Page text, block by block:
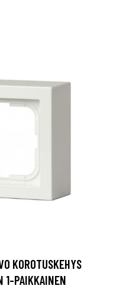
KOROTUSKEHYS
1-PAIKKAINEN